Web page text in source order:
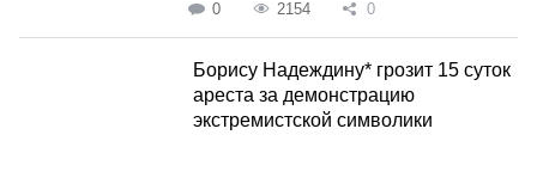
0 2154 0
Борису Надеждину* грозит 15 суток
ареста за демонстрацию
экстремистской символики